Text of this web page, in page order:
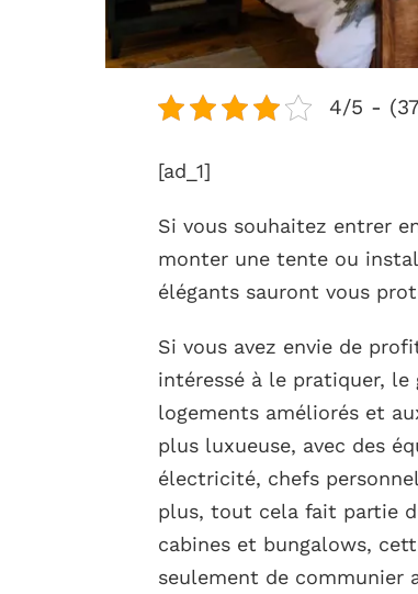
4/5 -
[ad_1]
Si vous souhaitez entrer
monter une tente ou
élégants sauront vous
Si vous avez envie de
intéressé à le pratiquer,
logements améliorés et
plus luxueuse, avec des
électricité, chefs
plus, tout cela fait partie
cabines et bungalows,
seulement de communier